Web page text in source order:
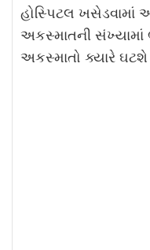
હોસ્પિટલ
અકસ્માતની સંખ્યામાં
અકસ્માતો ક્યારે